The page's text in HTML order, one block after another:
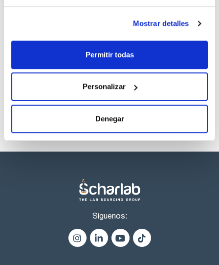
Mostrar detalles
Permitir todas
Personalizar
Denegar
productos marca Scharlau habitualmente en stock,
Síguenos: